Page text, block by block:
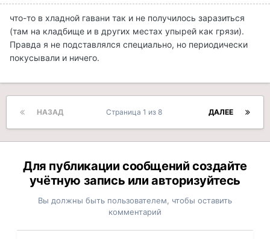
что-то в хладной гавани так и не получилось заразиться
(там на кладбище и в других местах упырей как грязи).
Правда я не подставлялся специально, но периодически
покусывали и ничего.
НАЗАД ДАЛЕЕ
Страница 1 из 8
Для публикации сообщений создайте
учётную запись или авторизуйтесь
Вы должны быть пользователем, чтобы оставить
комментарий